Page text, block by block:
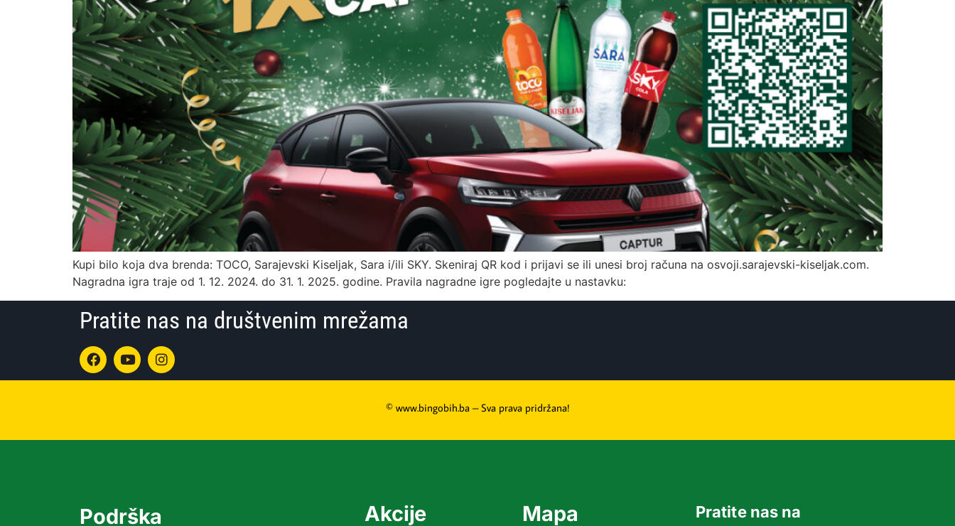
Kupi bilo koja dva brenda: TOCO, Sarajevski Kiseljak, Sara i/ili SKY. Skeniraj QR kod i prijavi se ili unesi broj računa na osvoji.sarajevski-kiseljak.com.
Nagradna igra traje od 1. 12. 2024. do 31. 1. 2025. godine. Pravila nagradne igre pogledajte u nastavku:
Pratite nas na društvenim mrežama
© www.bingobih.ba – Sva prava pridržana!
Podrška Akcije Mapa
Pratite nas na